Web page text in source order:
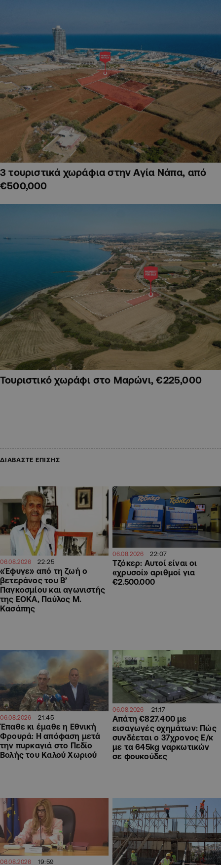
3 τουριστικά χωράφια στην Αγία Νάπα, από
€500,000
Τουριστικό χωράφι στο Μαρώνι, €225,000
ΔΙΑΒΑΣΤΕ ΕΠΙΣΗΣ
06.08.2026 22:25
«Έφυγε» από τη ζωή ο
βετεράνος του Β’
Παγκοσμίου και αγωνιστής
της ΕΟΚΑ, Παύλος Μ.
Κασάπης
06.08.2026 22:07
Τζόκερ: Αυτοί είναι οι
«χρυσοί» αριθμοί για
€2.500.000
06.08.2026 21:45
Έπαθε κι έμαθε η Εθνική
Φρουρά: Η απόφαση μετά
την πυρκαγιά στο Πεδίο
Βολής του Καλού Χωριού
06.08.2026 21:17
Απάτη €827.400 με
εισαγωγές οχημάτων: Πώς
συνδέεται ο 37χρονος Ε/κ
με τα 645kg ναρκωτικών
σε φουκούδες
06.08.2026 19:59